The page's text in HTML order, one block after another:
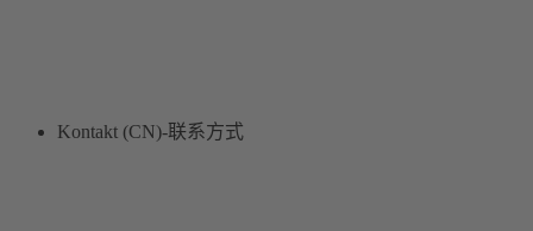
Kontakt (CN)-联系方式